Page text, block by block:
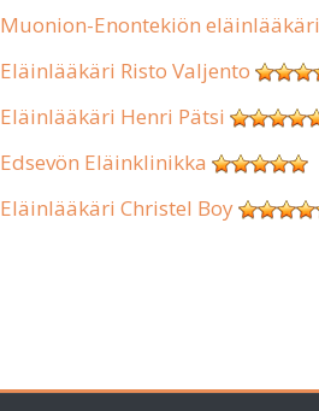
Muonion-Enontekiön eläinlääkäri
Eläinlääkäri Risto Valjento
Eläinlääkäri Henri Pätsi
Edsevön Eläinklinikka
Eläinlääkäri Christel Boy